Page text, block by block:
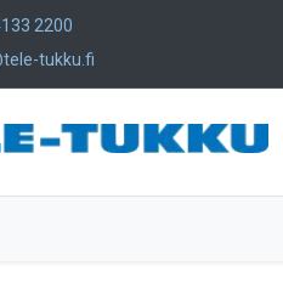
2200
tukku.fi